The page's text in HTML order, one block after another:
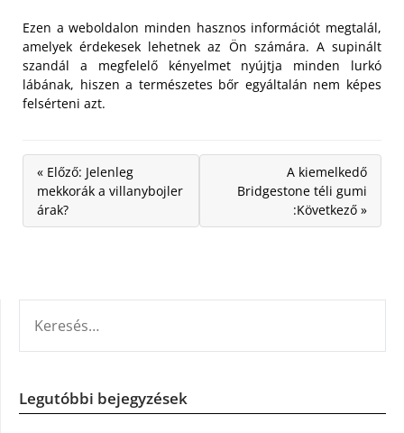
Ezen a weboldalon minden hasznos információt megtalál,
amelyek érdekesek lehetnek az Ön számára. A supinált
szandál a megfelelő kényelmet nyújtja minden lurkó
lábának, hiszen a természetes bőr egyáltalán nem képes
felsérteni azt.
« Előző: Jelenleg
mekkorák a villanybojler
árak?
A kiemelkedő
Bridgestone téli gumi
:Következő »
Legutóbbi bejegyzések